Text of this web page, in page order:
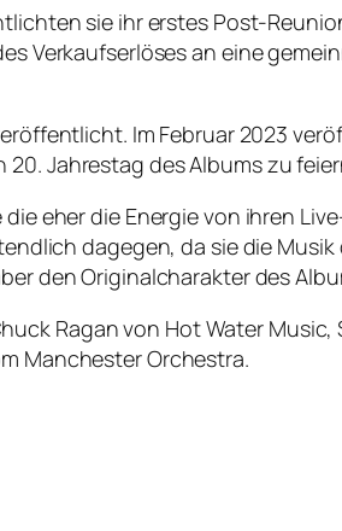
sie ihr erstes Post-
Verkaufserlöses an eine
Im Februar 2023
Jahrestag des Albums zu
eher die Energie von ihren
dagegen, da sie die
den Originalcharakter des
Ragan von Hot Water Music,
Manchester Orchestra.